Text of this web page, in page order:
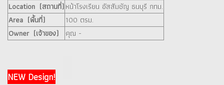
Location (สถานที่)หน้าโรงเรียน อัสสัมชัญ ธนบุรี กทม.
Area (พื้นที่)
100 ตรม.
Owner (เจ้าของ)
คุณ -
NEW Design!